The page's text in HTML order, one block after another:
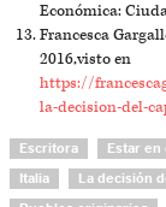
Económica:
Francesca
2016,visto en
https://
la-decision-del-
Escritora Estar en
Italia La decisión